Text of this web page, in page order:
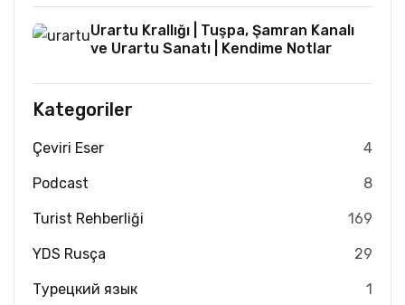
Urartu Krallığı | Tuşpa, Şamran Kanalı
ve Urartu Sanatı | Kendime Notlar
Kategoriler
Çeviri Eser 4
Podcast 8
Turist Rehberliği 169
YDS Rusça 29
Турецкий язык 1